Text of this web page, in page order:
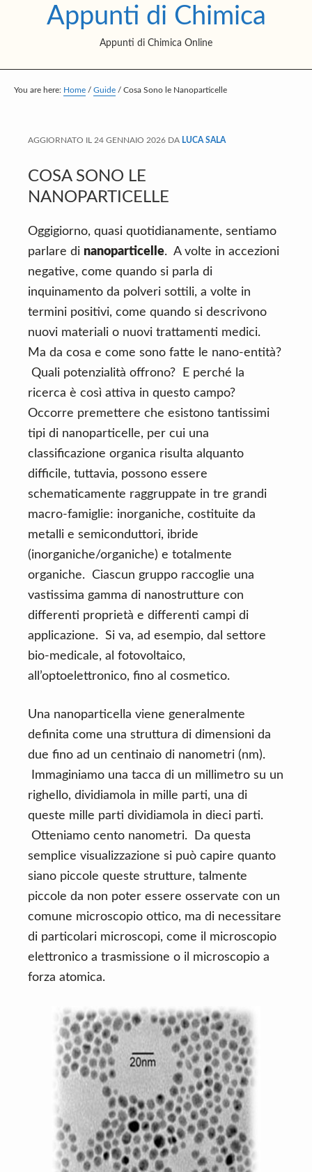
p
t
i
n
o
n
t
e
n
t
p
t
i
m
r
y
s
i
d
e
b
a
r
p
t
o
t
r
Appunti di Chimica
Appunti di Chimica Online
You are here: Home / Guide / Cosa Sono le Nanoparticelle
AGGIORNATO IL 24 GENNAIO 2026 DA LUCA SALA
COSA SONO LE
NANOPARTICELLE
Oggigiorno, quasi quotidianamente, sentiamo
parlare di nanoparticelle. A volte in accezioni
negative, come quando si parla di
inquinamento da polveri sottili, a volte in
termini positivi, come quando si descrivono
nuovi materiali o nuovi trattamenti medici.
Ma da cosa e come sono fatte le nano-entità?
Quali potenzialità offrono? E perché la
ricerca è così attiva in questo campo?
Occorre premettere che esistono tantissimi
tipi di nanoparticelle, per cui una
classificazione organica risulta alquanto
difficile, tuttavia, possono essere
schematicamente raggruppate in tre grandi
macro-famiglie: inorganiche, costituite da
metalli e semiconduttori, ibride
(inorganiche/organiche) e totalmente
organiche. Ciascun gruppo raccoglie una
vastissima gamma di nanostrutture con
differenti proprietà e differenti campi di
applicazione. Si va, ad esempio, dal settore
bio-medicale, al fotovoltaico,
all’optoelettronico, fino al cosmetico.
Una nanoparticella viene generalmente
definita come una struttura di dimensioni da
due fino ad un centinaio di nanometri (nm).
Immaginiamo una tacca di un millimetro su un
righello, dividiamola in mille parti, una di
queste mille parti dividiamola in dieci parti.
Otteniamo cento nanometri. Da questa
semplice visualizzazione si può capire quanto
siano piccole queste strutture, talmente
piccole da non poter essere osservate con un
comune microscopio ottico, ma di necessitare
di particolari microscopi, come il microscopio
elettronico a trasmissione o il microscopio a
forza atomica.